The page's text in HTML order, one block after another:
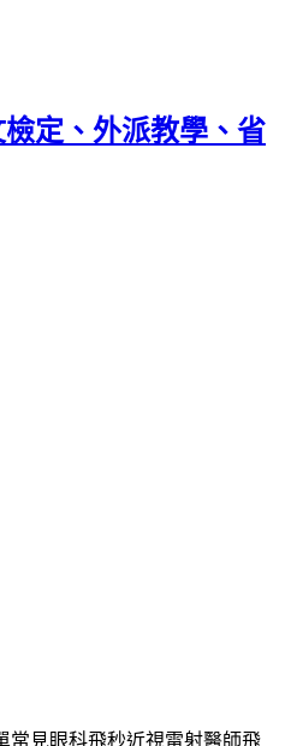
定、外派教學、省
常見眼科飛秒近視雷射醫師飛